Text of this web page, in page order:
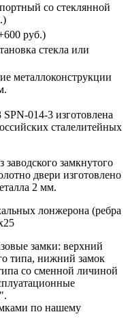
со стеклянной
руб.)
стекла или
металлоконструкции
014-3 изготовлена
сталелитейных
замкнутого
двери изготовлено
2 мм.
лонжерона (ребра
замки: верхний
типа, нижний замок
со сменной личиной
по нашему